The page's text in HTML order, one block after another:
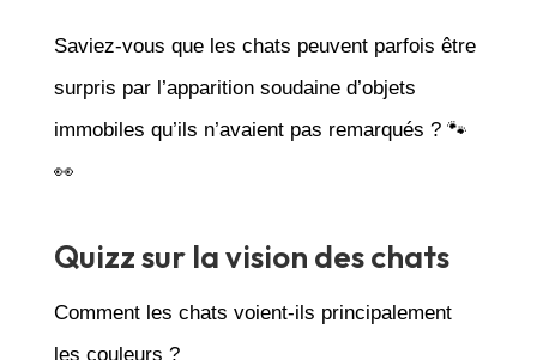
Saviez-vous que les chats peuvent parfois être
surpris par l’apparition soudaine d’objets
immobiles qu’ils n’avaient pas remarqués ? 🐾
👀
Quizz sur la vision des chats
Comment les chats voient-ils principalement
les couleurs ?